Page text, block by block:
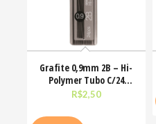
Grafite 0,9mm 2B – Hi-
Polymer Tubo C/24
Minas Tris
R$2,50